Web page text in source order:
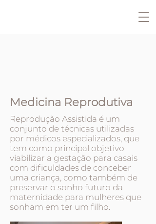
Medicina Reprodutiva
Reprodução Assistida é um
conjunto de técnicas utilizadas
por médicos especializados, que
tem como principal objetivo
viabilizar a gestação para casais
com dificuldades de conceber
uma criança, como também de
preservar o sonho futuro da
maternidade para mulheres que
sonham em ter um filho.